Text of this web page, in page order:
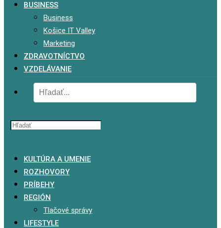
BUSINESS
Business
Košice IT Valley
Marketing
ZDRAVOTNÍCTVO
VZDELÁVANIE
KULTÚRA A UMENIE
ROZHOVORY
PRÍBEHY
REGIÓN
Tlačové správy
LIFESTYLE